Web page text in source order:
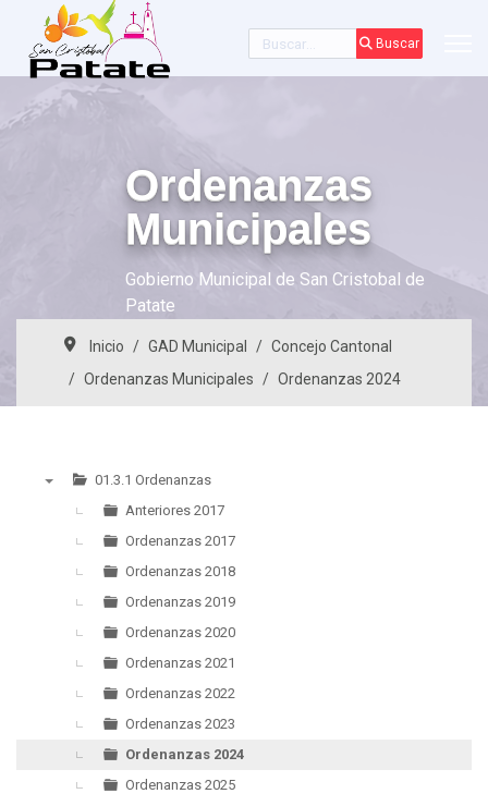
Buscar Buscar
Ordenanzas
Municipales
Gobierno Municipal de San Cristobal de
Patate
Inicio GAD Municipal
Concejo Cantonal
Ordenanzas Municipales
Ordenanzas 2024
01.3.1 Ordenanzas
Anteriores 2017
Ordenanzas 2017
Ordenanzas 2018
Ordenanzas 2019
Ordenanzas 2020
Ordenanzas 2021
Ordenanzas 2022
Ordenanzas 2023
Ordenanzas 2024
Ordenanzas 2025